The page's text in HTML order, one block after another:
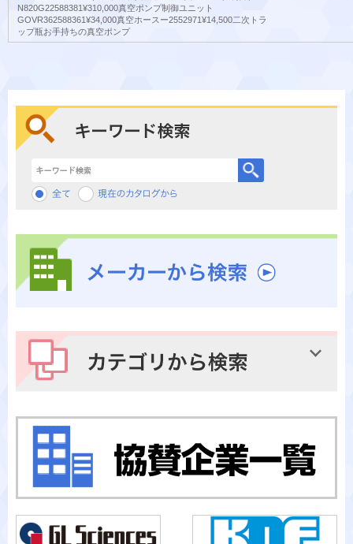
N820G22588381¥310,000真空ポンプ制御ユニット
GOVR362588361¥34,000真空ホースー2552971¥14,500二次トラ
ップ瓶お手持ちの真空ポンプ
キーワード検索